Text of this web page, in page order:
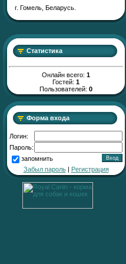
г. Гомель, Беларусь.
Статистика
Онлайн всего: 1
Гостей: 1
Пользователей: 0
Форма входа
Логин:
Пароль:
запомнить
Забыл пароль| Регистрация